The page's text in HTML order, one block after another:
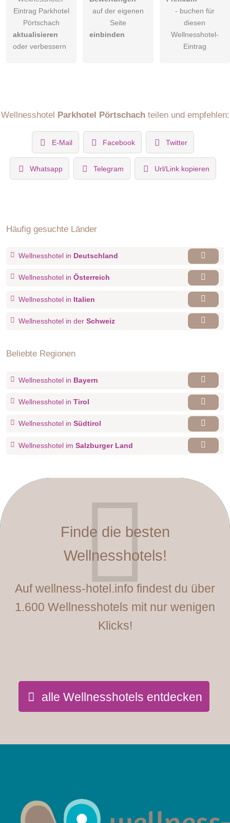
Eintrag Parkhotel
Pörtschach
aktualisieren
oder verbessern
auf der eigenen
Seite
einbinden
- buchen für
diesen
Wellnesshotel-
Eintrag
Wellnesshotel Parkhotel Pörtschachteilen und empfehlen:
E-Mail Facebook Twitter
Whatsapp Telegram Url/Link kopieren
Häufig gesuchte Länder
Wellnesshotel in Deutschland
Wellnesshotel in Österreich
Wellnesshotel in Italien
Wellnesshotel in der Schweiz
Beliebte Regionen
Wellnesshotel in Bayern
Wellnesshotel in Tirol
Wellnesshotel in Südtirol
Wellnesshotel im Salzburger Land
Finde die besten
Wellnesshotels!
Auf wellness-hotel.info findest du über
1.600 Wellnesshotels mit nur wenigen
Klicks!
alle Wellnesshotels entdecken